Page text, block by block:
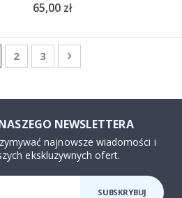
65,00 zł
czytasz stronę
Strona
2 Strona
3 Strona
Następne
NEWSLETTERA
najnowsze wiadomości i
ekskluzywnych ofert.
SUBSKRYBUJ